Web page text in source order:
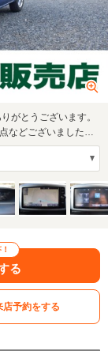
がとうございます。
などございましたら
る
店予約をする